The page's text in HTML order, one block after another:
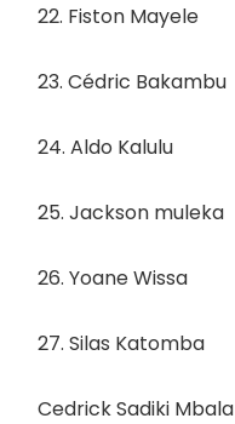
22. Fiston Mayele
23. Cédric Bakambu
24. Aldo Kalulu
25. Jackson muleka
26. Yoane Wissa
27. Silas Katomba
Cedrick Sadiki Mbala